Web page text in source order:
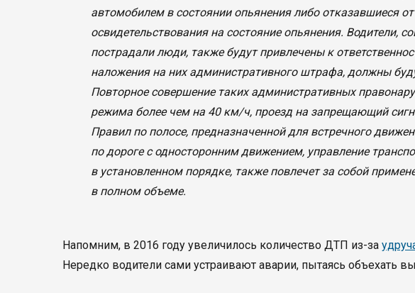
автомобилем в состоянии опьянения либо отказавшиеся
освидетельствования на состояние опьянения. Водители,
пострадали люди, также будут привлечены к
наложения на них административного штрафа, должны
Повторное совершение таких административных
режима более чем на 40 км/ч, проезд на запрещающий
Правил по полосе, предназначенной для встречного
по дороге с односторонним движением, управление
в установленном порядке, также повлечет за собой
в полном объеме.
Напомним, в 2016 году увеличилось количество ДТП из-за
Нередко водители сами устраивают аварии, пытаясь объехать